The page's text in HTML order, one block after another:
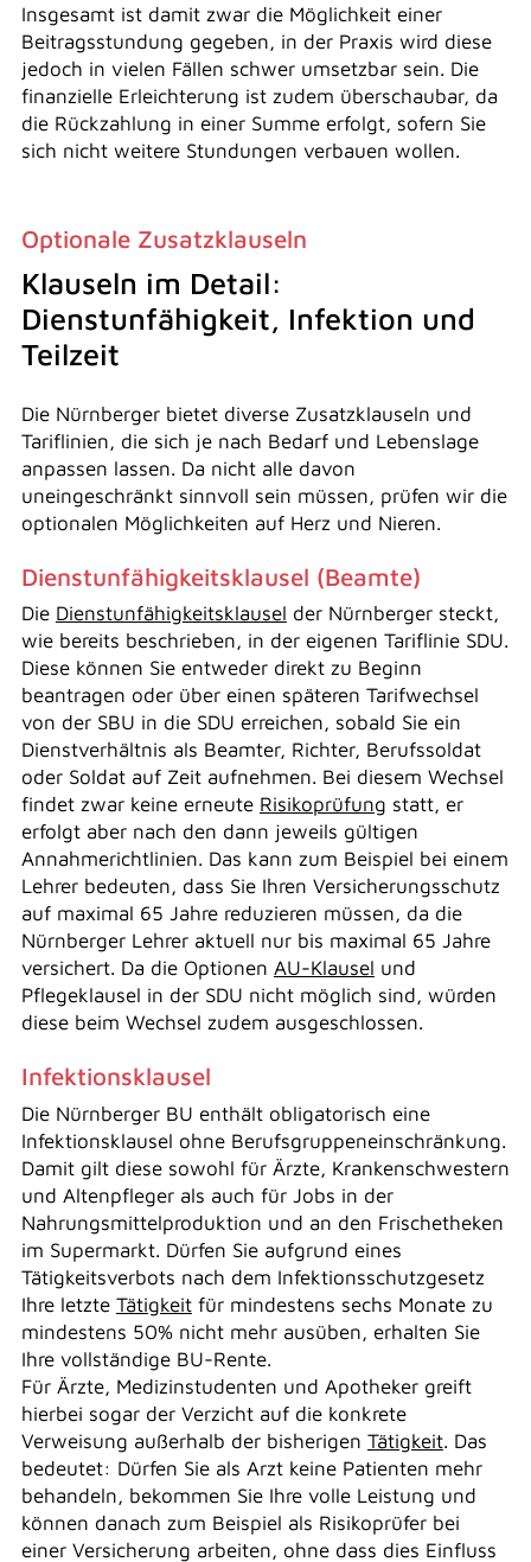
Insgesamt ist damit zwar die Möglichkeit einer
Beitragsstundung gegeben, in der Praxis wird diese
jedoch in vielen Fällen schwer umsetzbar sein. Die
finanzielle Erleichterung ist zudem überschaubar, da
die Rückzahlung in einer Summe erfolgt, sofern Sie
sich nicht weitere Stundungen verbauen wollen.
Optionale Zusatzklauseln
Klauseln im Detail:
Dienstunfähigkeit, Infektion und
Teilzeit
Die Nürnberger bietet diverse Zusatzklauseln und
Tariflinien, die sich je nach Bedarf und Lebenslage
anpassen lassen. Da nicht alle davon
uneingeschränkt sinnvoll sein müssen, prüfen wir die
optionalen Möglichkeiten auf Herz und Nieren.
Dienstunfähigkeitsklausel (Beamte)
Die Dienstunfähigkeitsklausel der Nürnberger steckt,
wie bereits beschrieben, in der eigenen Tariflinie SDU.
Diese können Sie entweder direkt zu Beginn
beantragen oder über einen späteren Tarifwechsel
von der SBU in die SDU erreichen, sobald Sie ein
Dienstverhältnis als Beamter, Richter, Berufssoldat
oder Soldat auf Zeit aufnehmen. Bei diesem Wechsel
findet zwar keine erneute Risikoprüfung statt, er
erfolgt aber nach den dann jeweils gültigen
Annahmerichtlinien. Das kann zum Beispiel bei einem
Lehrer bedeuten, dass Sie Ihren Versicherungsschutz
auf maximal 65 Jahre reduzieren müssen, da die
Nürnberger Lehrer aktuell nur bis maximal 65 Jahre
versichert. Da die Optionen AU-Klausel und
Pflegeklausel in der SDU nicht möglich sind, würden
diese beim Wechsel zudem ausgeschlossen.
Infektionsklausel
Die Nürnberger BU enthält obligatorisch eine
Infektionsklausel ohne Berufsgruppeneinschränkung.
Damit gilt diese sowohl für Ärzte, Krankenschwestern
und Altenpfleger als auch für Jobs in der
Nahrungsmittelproduktion und an den Frischetheken
im Supermarkt. Dürfen Sie aufgrund eines
Tätigkeitsverbots nach dem Infektionsschutzgesetz
Ihre letzte Tätigkeitfür mindestens sechs Monate zu
mindestens 50% nicht mehr ausüben, erhalten Sie
Ihre vollständige BU-Rente.
Für Ärzte, Medizinstudenten und Apotheker greift
hierbei sogar der Verzicht auf die konkrete
Verweisung außerhalb der bisherigen Tätigkeit. Das
bedeutet: Dürfen Sie als Arzt keine Patienten mehr
behandeln, bekommen Sie Ihre volle Leistung und
können danach zum Beispiel als Risikoprüfer bei
einer Versicherung arbeiten, ohne dass dies Einfluss